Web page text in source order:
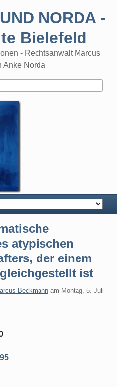
NORDA -
Bielefeld
- Rechtsanwalt Marcus
Anke Norda
atypischen
der einem
ist
Beckmann am Montag, 5. Juli